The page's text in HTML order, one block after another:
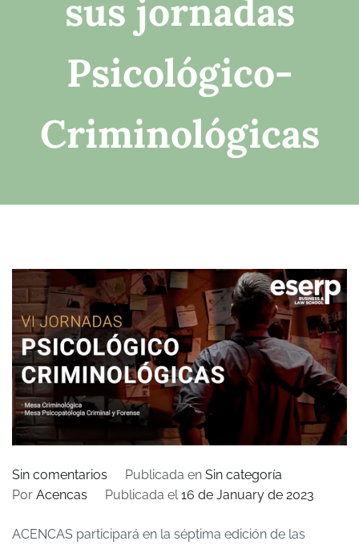
sus jornadas
Psicológico-
Criminológicas
Sin comentarios
Eserp
a
Publicada en Sin categoría
Por Acencas Publicada el16 de January de 2023
ACENCAS participará en la séptima edición de las